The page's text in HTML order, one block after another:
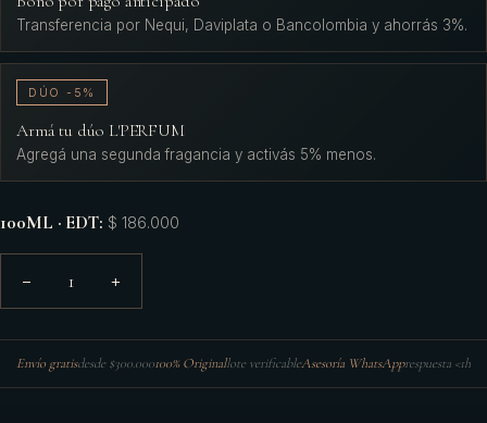
Transferencia por Nequi, Daviplata o Bancolombia y ahorrás 3%.
DÚO -5%
Armá tu dúo L'PERFUM
Agregá una segunda fragancia y activás 5% menos.
100ML · EDT: $ 186.000
− 1 +
Envío gratisdesde $300.000100% Originallote verificableAsesoría WhatsApprespuesta <1h